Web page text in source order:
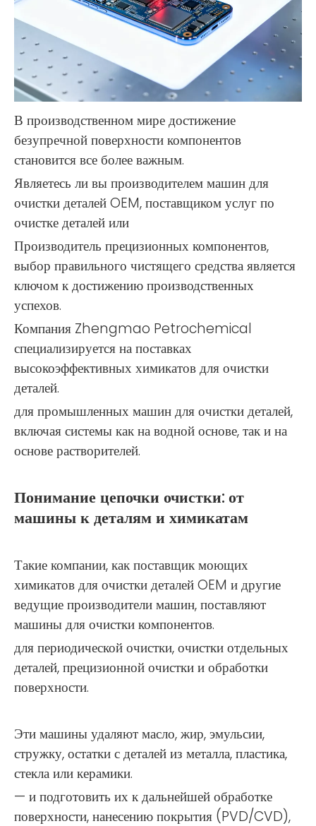
В производственном мире достижение
безупречной поверхности компонентов
становится все более важным.
Являетесь ли вы производителем машин для
очистки деталей OEM, поставщиком услуг по
очистке деталей или
Производитель прецизионных компонентов,
выбор правильного чистящего средства является
ключом к достижению производственных
успехов.
Компания Zhengmao Petrochemical
специализируется на поставках
высокоэффективных химикатов для очистки
деталей.
для промышленных машин для очистки деталей,
включая системы как на водной основе, так и на
основе растворителей.
Понимание цепочки очистки: от
машины к деталям и химикатам
Такие компании, как поставщик моющих
химикатов для очистки деталей OEM и другие
ведущие производители машин, поставляют
машины для очистки компонентов.
для периодической очистки, очистки отдельных
деталей, прецизионной очистки и обработки
поверхности.
Эти машины удаляют масло, жир, эмульсии,
стружку, остатки с деталей из металла, пластика,
стекла или керамики.
— и подготовить их к дальнейшей обработке
поверхности, нанесению покрытия (PVD/CVD),